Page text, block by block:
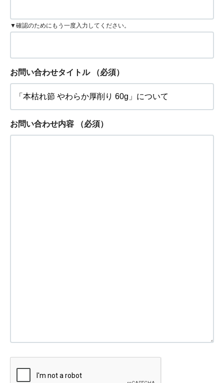
▼確認のためにもう一度入力してください。
お問い合わせタイトル （必須）
お問い合わせ内容 （必須）